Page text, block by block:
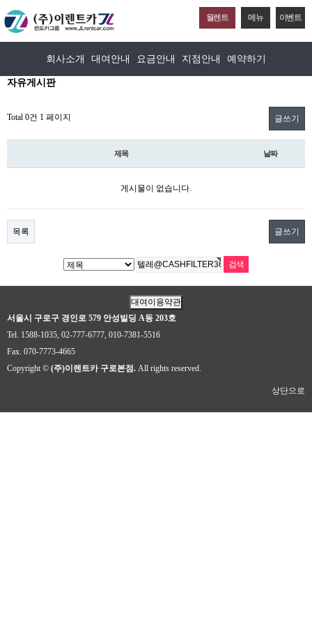
월렌트 메뉴 이벤트
회사소개 대여안내 요금안내 지점안내 예약하기
자유게시판
Total 0건 1 페이지 글쓰기
제목 날짜
게시물이 없습니다.
목록 글쓰기
대여이용약관
서울시 구로구 경인로 579 안성빌딩 A동 203호
Tel. 1588-1035, 02-777-6777, 010-7381-5516
Fax. 070-7773-4665
Copyright © (주)이렌트카 구로본점. All rights reserved.
상단으로